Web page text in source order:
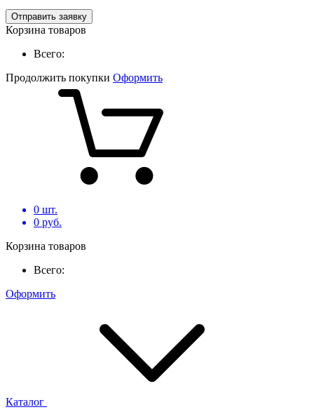
Отправить заявку
Корзина товаров
Всего:
Продолжить покупки Оформить
0 шт.
0 руб.
Корзина товаров
Всего:
Оформить
Каталог